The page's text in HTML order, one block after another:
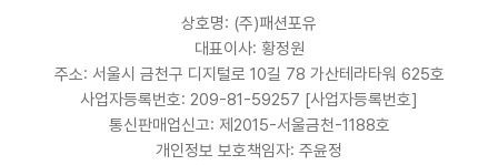
상호명: (주)패션포유
대표이사: 황정원
주소: 서울시 금천구 디지털로 10길 78 가산테라타워 625호
사업자등록번호: 209-81-59257 [사업자등록번호]
통신판매업신고: 제2015-서울금천-1188호
개인정보 보호책임자: 주윤정